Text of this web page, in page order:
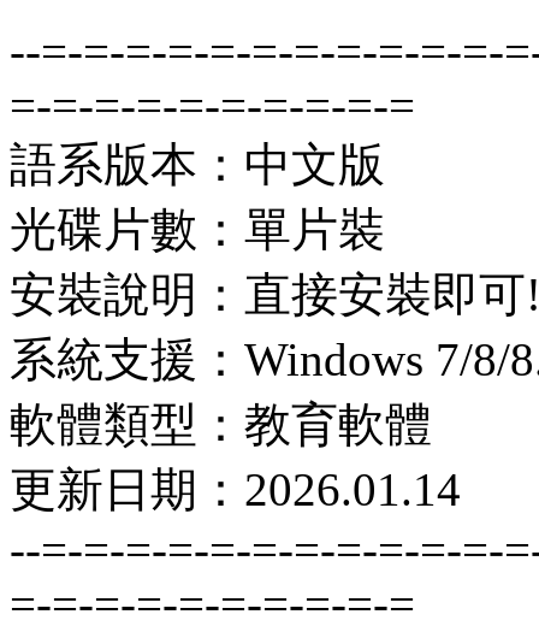
--=-=-=-=-=-=-=-=-=-=-=-
=-=-=-=-=-=-=-=-=-=
語系版本：中文版
光碟片數：單片裝
安裝說明：直接安裝即可
系統支援：Windows 7/8/
軟體類型：教育軟體
更新日期：2026.01.14
--=-=-=-=-=-=-=-=-=-=-=-
=-=-=-=-=-=-=-=-=-=